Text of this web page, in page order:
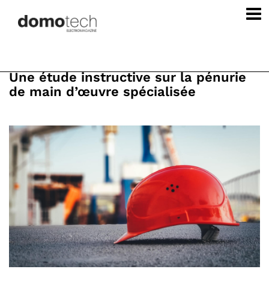
Une étude instructive sur la pénurie
de main d’œuvre spécialisée